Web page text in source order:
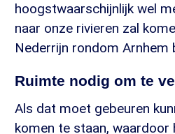
hoogstwaarschijnlijk wel
naar onze rivieren zal
Nederrijn rondom Arnhem
Ruimte nodig om te
Als dat moet gebeuren
komen te staan,